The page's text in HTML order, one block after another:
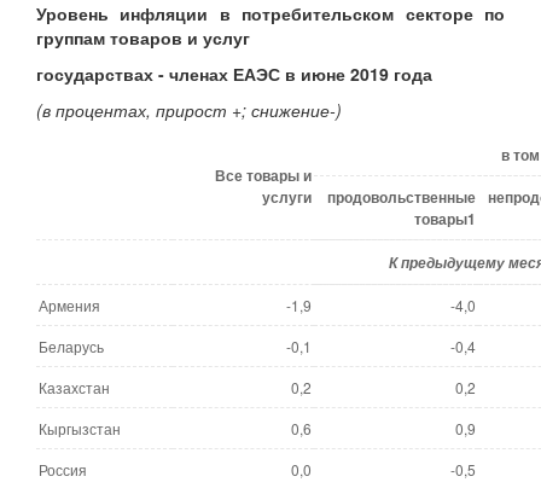
Уровень инфляции в потребительском секторе по
группам товаров и услуг
государствах - членах ЕАЭС в июне 2019 года
(в процентах, прирост +; снижение-)
Все товары и
услуги
в
продовольственные
товары1
К предыдущему
Армения -1,9
-4,0
Беларусь
-0,1
-0,4
Казахстан
0,2
0,2
Кыргызстан
0,6
0,9
Россия
0,0 -0,5